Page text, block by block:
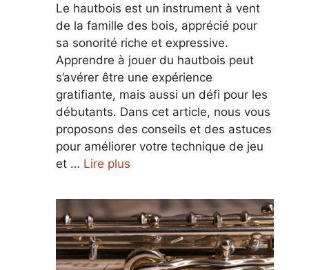
Le hautbois est un instrument à vent
de la famille des bois, apprécié pour
sa sonorité riche et expressive.
Apprendre à jouer du hautbois peut
s’avérer être une expérience
gratifiante, mais aussi un défi pour les
débutants. Dans cet article, nous vous
proposons des conseils et des astuces
pour améliorer votre technique de jeu
et … Lire plus